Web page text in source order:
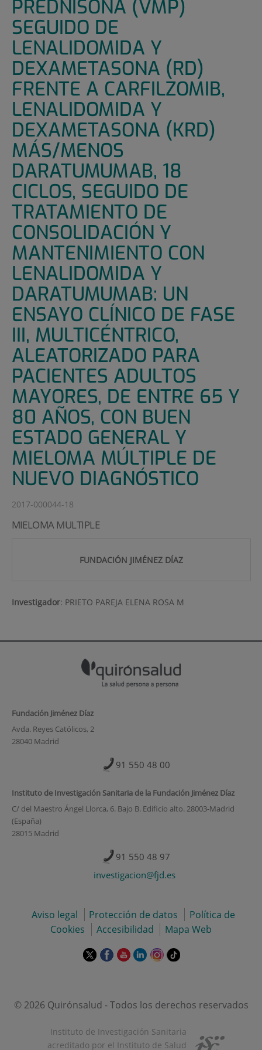
PREDNISONA (VMP)
SEGUIDO DE
LENALIDOMIDA Y
DEXAMETASONA (RD)
FRENTE A CARFILZOMIB,
LENALIDOMIDA Y
DEXAMETASONA (KRD)
MÁS/MENOS
DARATUMUMAB, 18
CICLOS, SEGUIDO DE
TRATAMIENTO DE
CONSOLIDACIÓN Y
MANTENIMIENTO CON
LENALIDOMIDA Y
DARATUMUMAB: UN
ENSAYO CLÍNICO DE FASE
III, MULTICÉNTRICO,
ALEATORIZADO PARA
PACIENTES ADULTOS
MAYORES, DE ENTRE 65 Y
80 AÑOS, CON BUEN
ESTADO GENERAL Y
MIELOMA MÚLTIPLE DE
NUEVO DIAGNÓSTICO
2017-000044-18
MIELOMA MULTIPLE
FUNDACIÓN JIMÉNEZ DÍAZ
Investigador: PRIETO PAREJA ELENA ROSA M
Fundación Jiménez Díaz
Avda. Reyes Católicos, 2
28040 Madrid
91 550 48 00
Instituto de Investigación Sanitaria de la Fundación Jiménez Díaz
C/ del Maestro Ángel Llorca, 6. Bajo B. Edificio alto. 28003-Madrid
(España)
28015 Madrid
91 550 48 97
investigacion@fjd.es
Aviso legal Protección de datos
Política de
Cookies
Accesibilidad Mapa Web
Este
en
ventana
nueva.
Este
en
ventana
nueva.
Este
en
ventana
Este
en
ventana
nueva.
Este
en
ventana
nueva.
Enlace
externa.
© 2026 Quirónsalud - Todos los derechos reservados
Instituto de Investigación Sanitaria
acreditado por el Instituto de Salud